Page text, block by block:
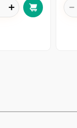
＋ －